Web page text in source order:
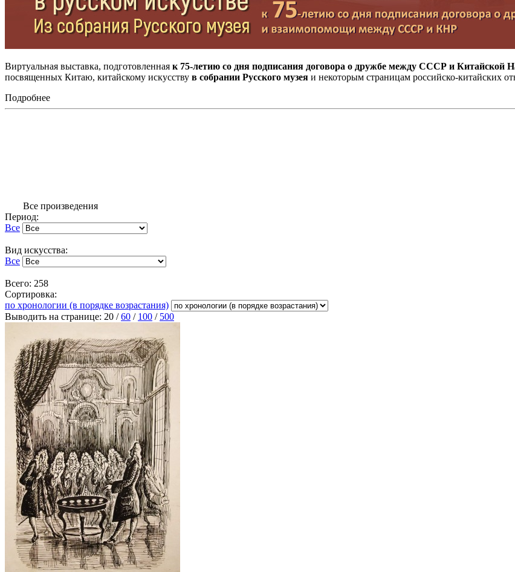
Виртуальная выставка, подготовленная к 75-летию со дня подписания договора о дружбе между СССР и Китайской
посвященных Китаю, китайскому искусству в собрании Русского музея и некоторым страницам российско-китайских
Подробнее
Все произведения
Период:
Все
Вид искусства:
Все
Всего: 258
Сортировка:
по хронологии (в порядке возрастания)
Выводить на странице: 20 /60 / 100 / 500